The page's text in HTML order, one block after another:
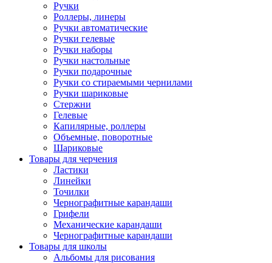
Ручки
Роллеры, линеры
Ручки автоматические
Ручки гелевые
Ручки наборы
Ручки настольные
Ручки подарочные
Ручки со стираемыми чернилами
Ручки шариковые
Стержни
Гелевые
Капилярные, роллеры
Объемные, поворотные
Шариковые
Товары для черчения
Ластики
Линейки
Точилки
Чернографитные карандаши
Грифели
Механические карандаши
Чернографитные карандаши
Товары для школы
Альбомы для рисования